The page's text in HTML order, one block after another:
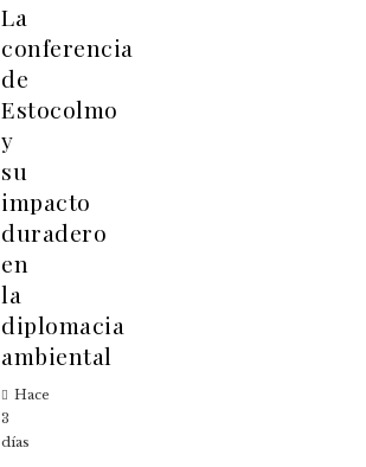
La
conferencia
de
Estocolmo
y
su
impacto
duradero
en
la
diplomacia
ambiental
Hace
3
días